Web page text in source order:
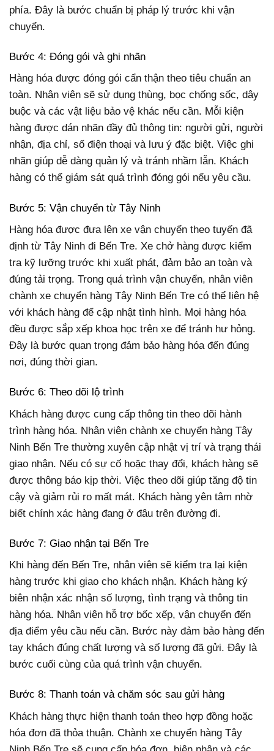
phía. Đây là bước chuẩn bị pháp lý trước khi vận
chuyển.
Bước 4: Đóng gói và ghi nhãn
Hàng hóa được đóng gói cẩn thận theo tiêu chuẩn an
toàn. Nhân viên sẽ sử dụng thùng, bọc chống sốc, dây
buộc và các vật liệu bảo vệ khác nếu cần. Mỗi kiện
hàng được dán nhãn đầy đủ thông tin: người gửi, người
nhận, địa chỉ, số điện thoại và lưu ý đặc biệt. Việc ghi
nhãn giúp dễ dàng quản lý và tránh nhầm lẫn. Khách
hàng có thể giám sát quá trình đóng gói nếu yêu cầu.
Bước 5: Vận chuyển từ Tây Ninh
Hàng hóa được đưa lên xe vận chuyển theo tuyến đã
định từ Tây Ninh đi Bến Tre. Xe chở hàng được kiểm
tra kỹ lưỡng trước khi xuất phát, đảm bảo an toàn và
đúng tải trọng. Trong quá trình vận chuyển, nhân viên
chành xe chuyển hàng Tây Ninh Bến Tre có thể liên hệ
với khách hàng để cập nhật tình hình. Mọi hàng hóa
đều được sắp xếp khoa học trên xe để tránh hư hỏng.
Đây là bước quan trọng đảm bảo hàng hóa đến đúng
nơi, đúng thời gian.
Bước 6: Theo dõi lộ trình
Khách hàng được cung cấp thông tin theo dõi hành
trình hàng hóa. Nhân viên chành xe chuyển hàng Tây
Ninh Bến Tre thường xuyên cập nhật vị trí và trạng thái
giao nhận. Nếu có sự cố hoặc thay đổi, khách hàng sẽ
được thông báo kịp thời. Việc theo dõi giúp tăng độ tin
cậy và giảm rủi ro mất mát. Khách hàng yên tâm nhờ
biết chính xác hàng đang ở đâu trên đường đi.
Bước 7: Giao nhận tại Bến Tre
Khi hàng đến Bến Tre, nhân viên sẽ kiểm tra lại kiện
hàng trước khi giao cho khách nhận. Khách hàng ký
biên nhận xác nhận số lượng, tình trạng và thông tin
hàng hóa. Nhân viên hỗ trợ bốc xếp, vận chuyển đến
địa điểm yêu cầu nếu cần. Bước này đảm bảo hàng đến
tay khách đúng chất lượng và số lượng đã gửi. Đây là
bước cuối cùng của quá trình vận chuyển.
Bước 8: Thanh toán và chăm sóc sau gửi hàng
Khách hàng thực hiện thanh toán theo hợp đồng hoặc
hóa đơn đã thỏa thuận. Chành xe chuyển hàng Tây